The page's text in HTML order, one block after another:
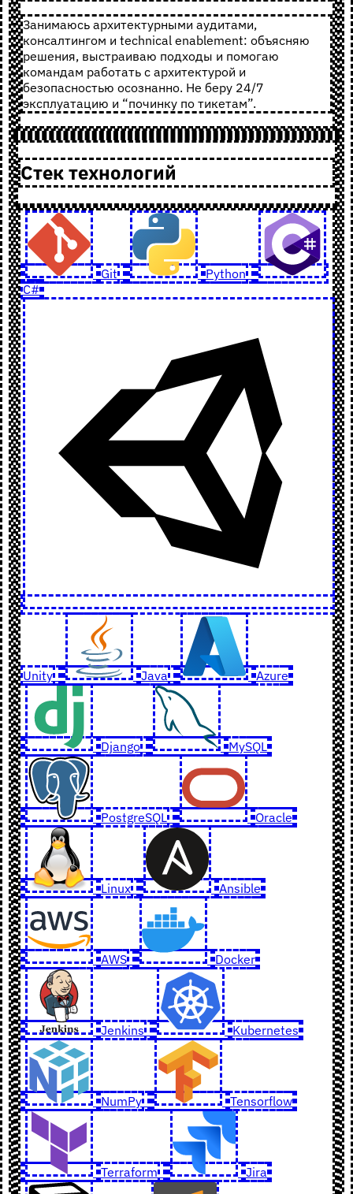
Занимаюсь архитектурными аудитами,
консалтингом и technical enablement: объясняю
решения, выстраиваю подходы и помогаю
командам работать с архитектурой и
безопасностью осознанно. Не беру 24/7
эксплуатацию и “починку по тикетам”.
Стек технологий
Git
Python
C#
Unity Java Azure
Django MySQL
PostgreSQL Oracle
Linux Ansible
AWS Docker
Jenkins Kubernetes
NumPy Tensorflow
Terraform Jira